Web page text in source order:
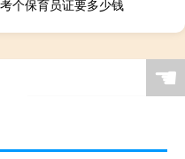
考个保育员证要多少钱
☚